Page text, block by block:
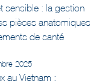
sensible : la gestion
pièces anatomiques
de santé
2025
au Vietnam :